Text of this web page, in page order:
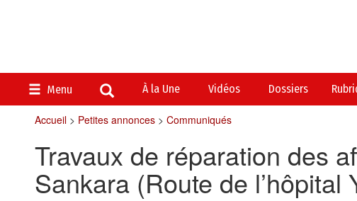
Menu À la Une Vidéos Dossiers
Accueil> Petites annonces> Communiqués
Travaux de réparation des
Sankara (Route de